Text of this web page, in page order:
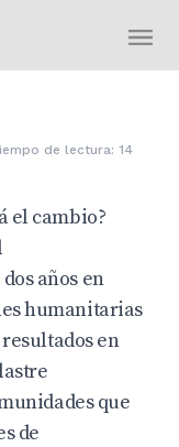
de lectura: 14
el cambio?
años en
humanitarias
en
que
de